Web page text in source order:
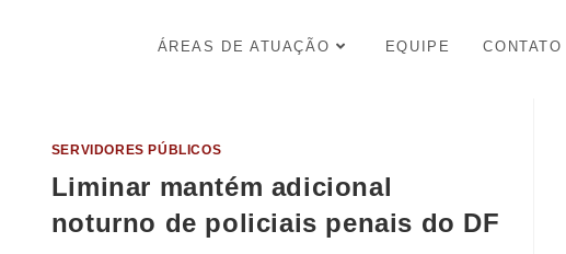
ÁREAS DE ATUAÇÃO EQUIPE CONTATO
SERVIDORES PÚBLICOS
Liminar mantém adicional
noturno de policiais penais do DF